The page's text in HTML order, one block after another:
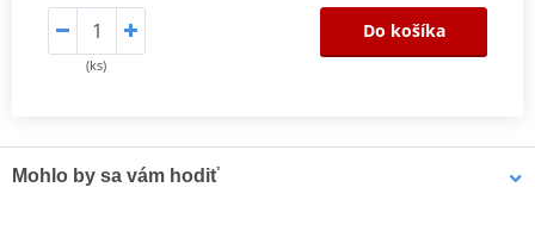
(ks)
Do košíka
Mohlo by sa vám hodiť